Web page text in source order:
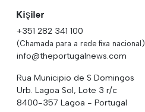
Kişiler
+351 282 341 100
(Chamada para a rede fixa nacional)
info@theportugalnews.com
Rua Municipio de S Domingos
Urb. Lagoa Sol, Lote 3 r/c
8400-357 Lagoa - Portugal